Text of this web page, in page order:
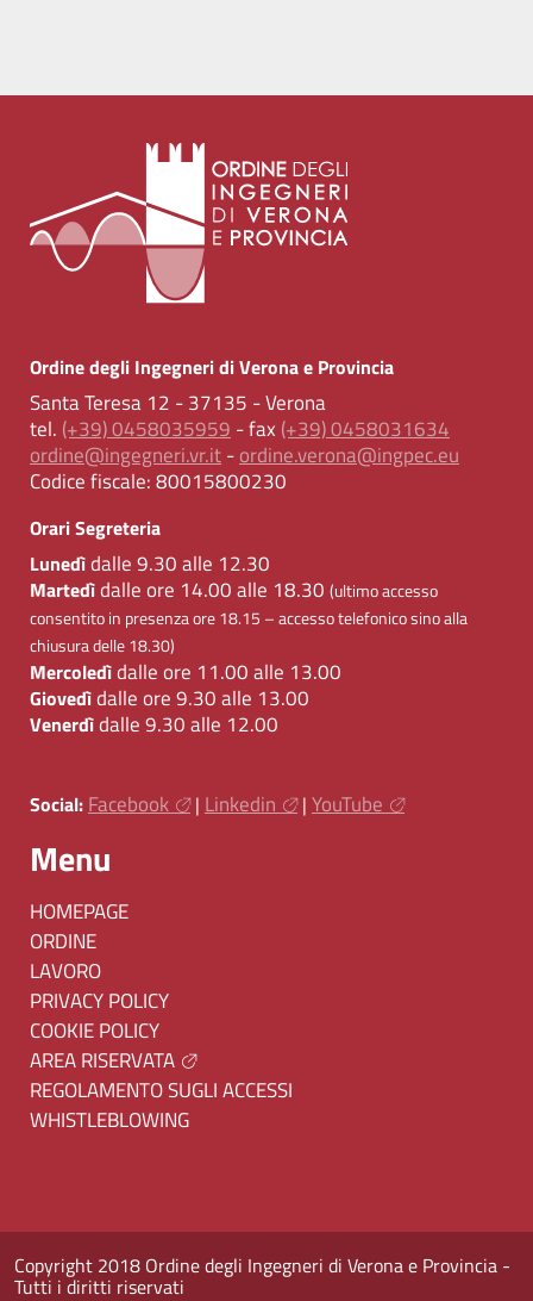
Ordine degli Ingegneri di Verona e Provincia
Santa Teresa 12 - 37135 - Verona
tel. (+39) 0458035959 - fax (+39) 0458031634
ordine@ingegneri.vr.it-ordine.verona@ingpec.eu
Codice fiscale:80015800230
Orari Segreteria
Lunedìdalle 9.30 alle 12.30
Martedìdalle ore 14.00 alle 18.30 (ultimo accesso
consentito in presenza ore 18.15 – accesso telefonico sino alla
chiusura delle 18.30)
Mercoledìdalle ore 11.00 alle 13.00
Giovedìdalle ore 9.30 alle 13.00
Venerdìdalle 9.30 alle 12.00
Social: Facebook | Linkedin | YouTube
Menu
HOMEPAGE
ORDINE
LAVORO
PRIVACY POLICY
COOKIE POLICY
AREA RISERVATA
REGOLAMENTO SUGLI ACCESSI
WHISTLEBLOWING
Copyright 2018 Ordine degli Ingegneri di Verona e Provincia -
Tutti i diritti riservati